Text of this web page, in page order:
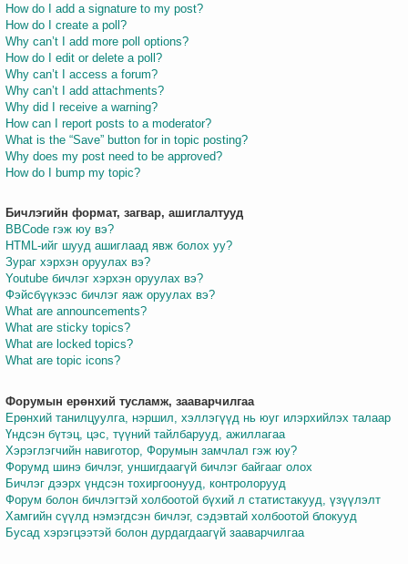
How do I add a signature to my post?
How do I create a poll?
Why can’t I add more poll options?
How do I edit or delete a poll?
Why can’t I access a forum?
Why can’t I add attachments?
Why did I receive a warning?
How can I report posts to a moderator?
What is the “Save” button for in topic posting?
Why does my post need to be approved?
How do I bump my topic?
Бичлэгийн формат, загвар, ашиглалтууд
BBCode гэж юу вэ?
HTML-ийг шууд ашиглаад явж болох уу?
Зураг хэрхэн оруулах вэ?
Youtube бичлэг хэрхэн оруулах вэ?
Фэйсбүүкээс бичлэг яаж оруулах вэ?
What are announcements?
What are sticky topics?
What are locked topics?
What are topic icons?
Форумын ерөнхий тусламж, зааварчилгаа
Ерөнхий танилцуулга, нэршил, хэллэгүүд нь юуг илэрхийлэх талаар
Үндсэн бүтэц, цэс, түүний тайлбарууд, ажиллагаа
Хэрэглэгчийн навиготор, Форумын замчлал гэж юу?
Форумд шинэ бичлэг, уншигдаагүй бичлэг байгааг олох
Бичлэг дээрх үндсэн тохиргоонууд, контролорууд
Форум болон бичлэгтэй холбоотой бүхий л статистакууд, үзүүлэлт
Хамгийн сүүлд нэмэгдсэн бичлэг, сэдэвтай холбоотой блокууд
Бусад хэрэгцээтэй болон дурдагдаагүй зааварчилгаа